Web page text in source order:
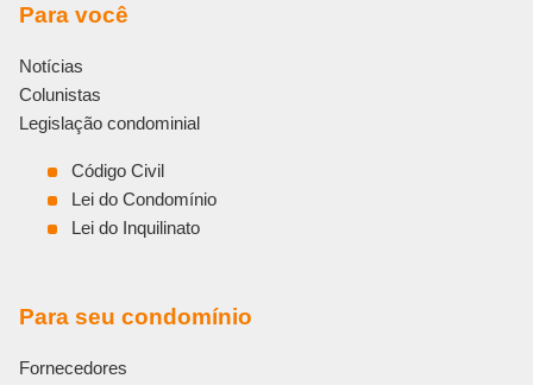
Para você
Notícias
Colunistas
Legislação condominial
Código Civil
Lei do Condomínio
Lei do Inquilinato
Para seu condomínio
Fornecedores